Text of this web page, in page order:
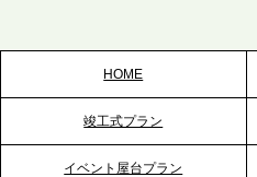
2026.5.20
プレスリリースのご案内
HOME
竣工式プラン
イベント屋台プラン